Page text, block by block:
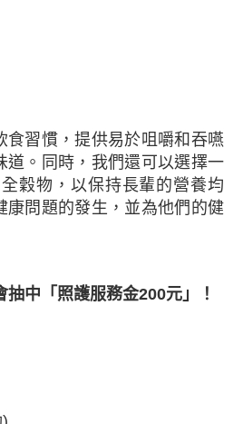
食習慣，提供易於咀嚼和吞嚥
道。同時，我們還可以選擇一
穀物，以保持長輩的營養均
康問題的發生，並為他們的健
中「照護服務金200元」！